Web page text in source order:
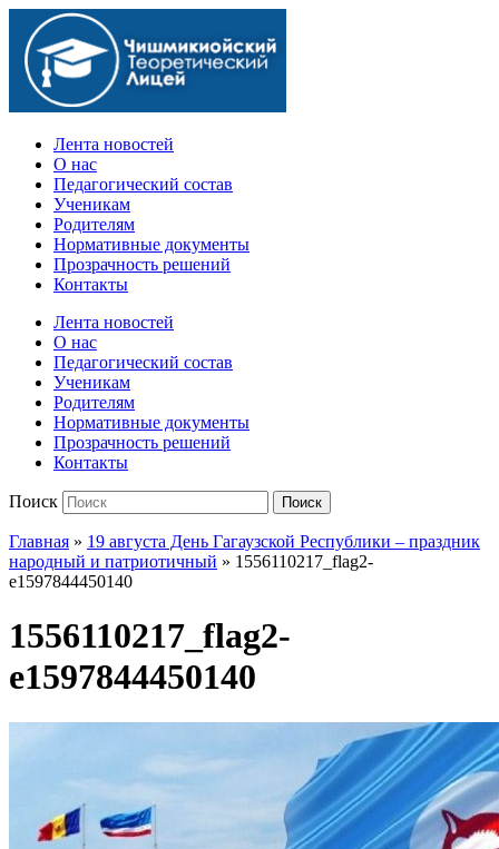
Официальный сайт учебного заведения
Лента новостей
О нас
Педагогический состав
Ученикам
Родителям
Нормативные документы
Прозрачность решений
Контакты
Лента новостей
О нас
Педагогический состав
Ученикам
Родителям
Нормативные документы
Прозрачность решений
Контакты
Поиск Поиск
Главная » 19 августа День Гагаузской Республики – праздник
народный и патриотичный » 1556110217_flag2-
e1597844450140
1556110217_flag2-
e1597844450140